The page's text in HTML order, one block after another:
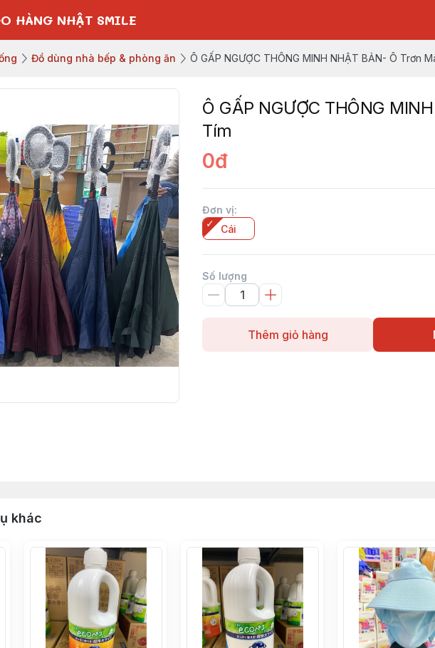
HÀNG NHẬT SMILE
Đồ dùng nhà bếp & phòng ăn Ô GẤP NGƯỢC THÔNG MINH NHẬT BẢN- Ô Trơn
Ô GẤP NGƯỢC THÔNG
Tím
0đ
Đơn vị:
Cái
Số lượng
Thêm giỏ hàng
khác